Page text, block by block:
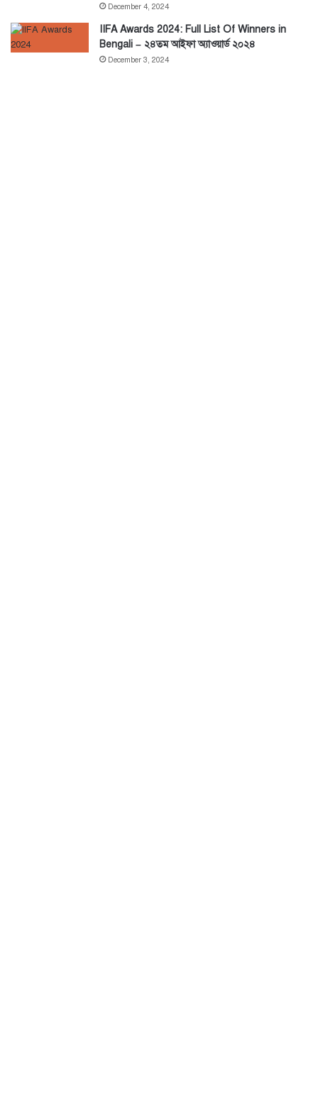
December 4, 2024
IIFA Awards 2024: Full List Of Winners in
Bengali – ২৪তম আইফা অ্যাওয়ার্ড ২০২৪
December 3, 2024